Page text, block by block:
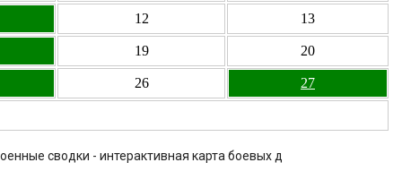
12 13
19 20
26 27
сводки - интерактивная карта боевых д